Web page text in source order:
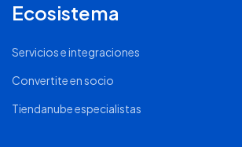
Ecosistema
Servicios e integraciones
Convertite en socio
Tiendanube especialistas